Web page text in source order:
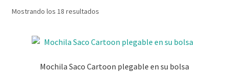
Novedades
Lista de deseos
Mi cuenta
Mostrando los 18 resultados
Mochila Saco Cartoon plegable en su bolsa